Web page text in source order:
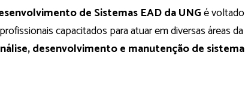
de Sistemas EAD da UNGé
capacitados para atuar em diversas áreas
desenvolvimento e manutenção de